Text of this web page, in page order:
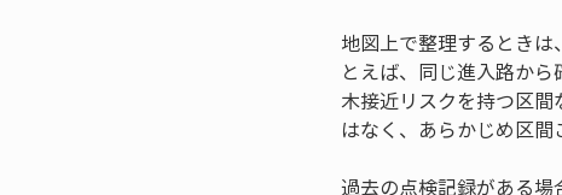
地図上で整理するとき
とえば、同じ進入路か
木接近リスクを持つ区
はなく、あらかじめ区間
過去の点検記録がある